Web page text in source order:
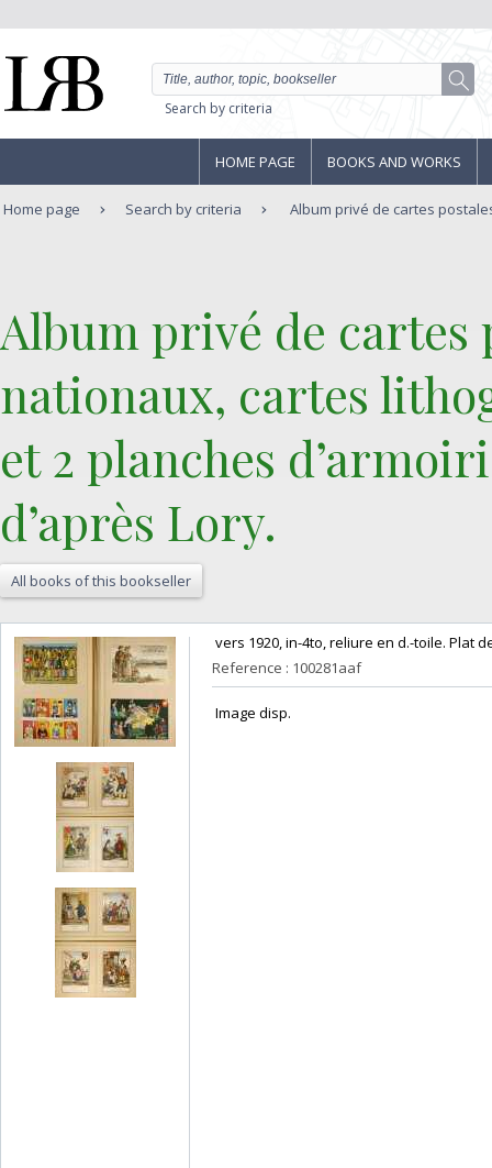
Search by criteria
HOME PAGE BOOKS AND WORKS
Home page Search by criteria Album privé de cartes
‎Album privé de cartes
nationaux, cartes
et 2 planches
d’après Lory.‎
All books of this bookseller
vers 1920, in-4to, reliure en d.-toile. Plat
Reference : 100281aaf
‎ Image disp.‎